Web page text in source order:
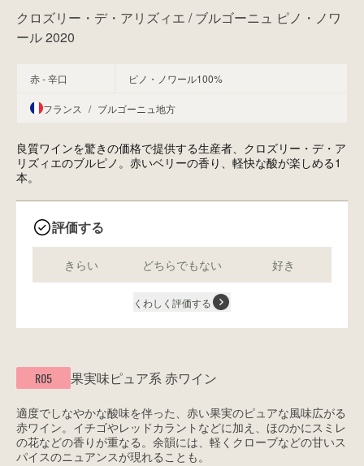
クロズリー・デ・アリズィエ / ブルゴーニュ ピノ・ノワ
ール 2020
赤 - 辛口 ピノ・ノワール100%
フランス / ブルゴーニュ地方
良質ワインを驚きの価格で提供する生産者、クロズリー・デ・ア
リズィエのブルピノ。赤いベリーの香り、軽快な酸が楽しめる1
本。
評価する
きらい どちらでもない 好き
くわしく評価する
R05 果実味ピュア系 赤ワイン
適度でしなやかな酸味を伴った、赤い果実のピュアな風味広がる
赤ワイン。イチゴやレッドカラントなどに加え、ほのかにスミレ
の花などの香りが重なる。余韻には、軽くクローブなどの甘いス
パイスのニュアンスが現れることも。